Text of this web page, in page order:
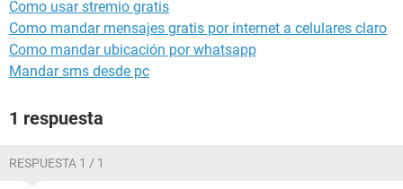
Como usar stremio gratis
Como mandar mensajes gratis por internet a celulares claro
Como mandar ubicación por whatsapp
Mandar sms desde pc
1 respuesta
RESPUESTA 1 / 1